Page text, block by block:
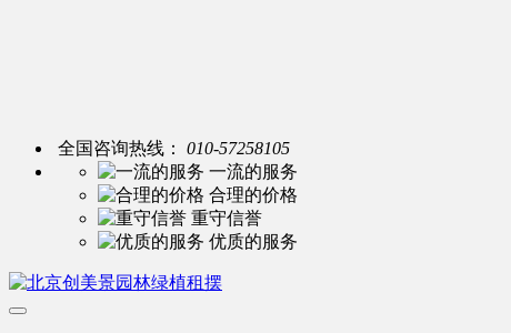
全国咨询热线：
010-57258105
一流的服务
合理的价格
重守信誉
优质的服务